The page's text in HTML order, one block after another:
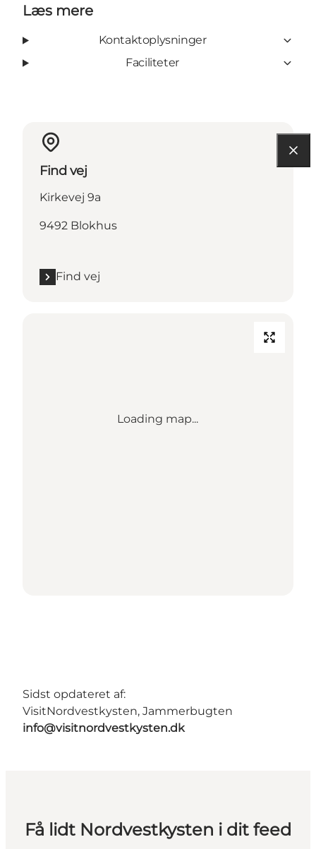
Læs mere
Kontaktoplysninger
Faciliteter
Find vej
Kirkevej 9a
9492 Blokhus
Find vej
Loading map...
Sidst opdateret af:
VisitNordvestkysten, Jammerbugten
info@visitnordvestkysten.dk
Få lidt Nordvestkysten i dit feed